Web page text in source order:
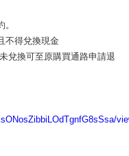
不得兌換現金
兌換可至原購買通路申請退